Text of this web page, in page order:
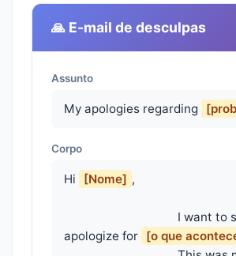
🙏 E-mail de desculpas
Assunto
My apologies regarding
Corpo
Hi [Nome] ,
apologize for [o que